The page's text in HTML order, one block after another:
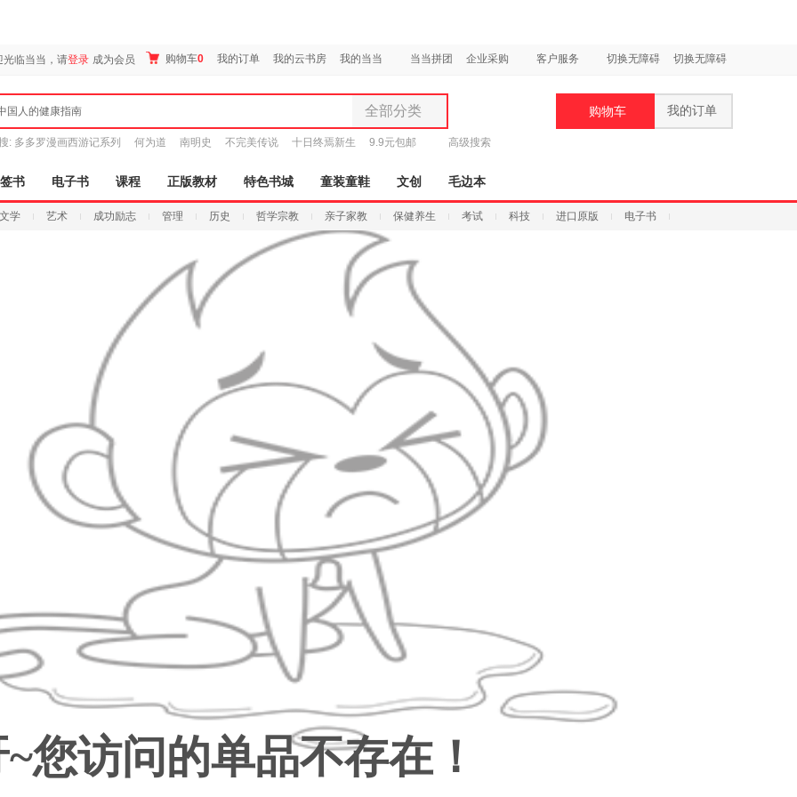
光临当当，请登录 成为会员 购物车0 我的订单 我的云书房 我的当当 当当拼团 企业采购 客户服务 切换无障碍 切换无障碍
国人的健康指南 全部分类
全部分类
图书
电子书
音像
影视
时尚美妆
母婴用品
童装童鞋
家居日用
家具装饰
箱包皮具
运动户外
食品
手机通讯
数码影音
电脑办公
大家电
家用电器
: 多多罗漫画西游记系列 何为道 南明史 不完美传说 十日终焉新生 9.9元包邮 高级搜索
购物车 我的订单
书 电子书 课程 正版教材 特色书城 童装童鞋 文创 毛边本
学 艺术 成功励志 管理 历史 哲学宗教 亲子家教 保健养生 考试 科技 进口原版 电子书
您访问的单品不存在！